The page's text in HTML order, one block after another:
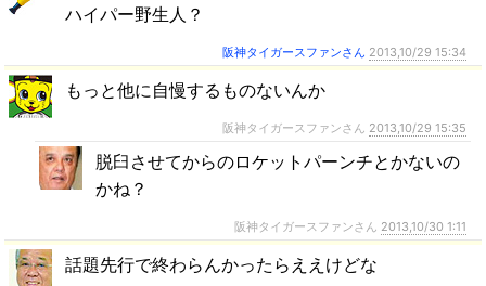
ハイパー野生人？
阪神タイガースファンさん 2013,10/29 15:34
もっと他に自慢するものないんか
阪神タイガースファンさん 2013,10/29 15:35
脱臼させてからのロケットパーンチとかないの
かね？
阪神タイガースファンさん 2013,10/30 1:11
話題先行で終わらんかったらええけどな